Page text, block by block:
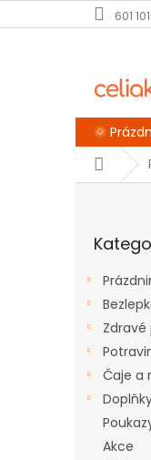
na
601
🌞
Domů
kategorie
Čaje a
Akce